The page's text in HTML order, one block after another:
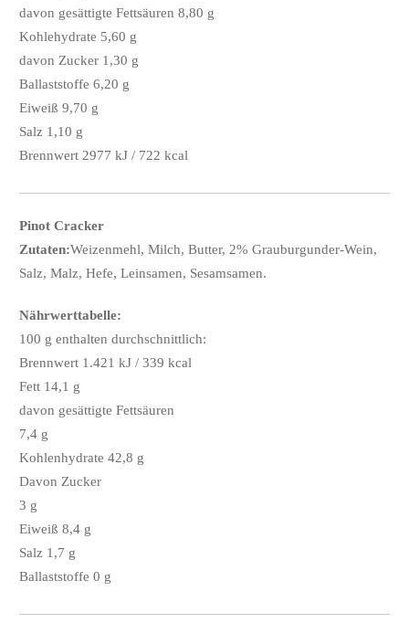
davon gesättigte Fettsäuren 8,80 g
Kohlehydrate 5,60 g
davon Zucker 1,30 g
Ballaststoffe 6,20 g
Eiweiß 9,70 g
Salz 1,10 g
Brennwert 2977 kJ / 722 kcal
Pinot Cracker
Zutaten:Weizenmehl, Milch, Butter, 2% Grauburgunder-Wein,
Salz, Malz, Hefe, Leinsamen, Sesamsamen.
Nährwerttabelle:
100 g enthalten durchschnittlich:
Brennwert 1.421 kJ / 339 kcal
Fett 14,1 g
davon gesättigte Fettsäuren
7,4 g
Kohlenhydrate 42,8 g
Davon Zucker
3 g
Eiweiß 8,4 g
Salz 1,7 g
Ballaststoffe 0 g